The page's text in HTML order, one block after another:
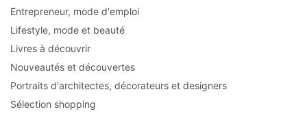
Entrepreneur, mode d'emploi
Lifestyle, mode et beauté
Livres à découvrir
Nouveautés et découvertes
Portraits d'architectes, décorateurs et designers
Sélection shopping